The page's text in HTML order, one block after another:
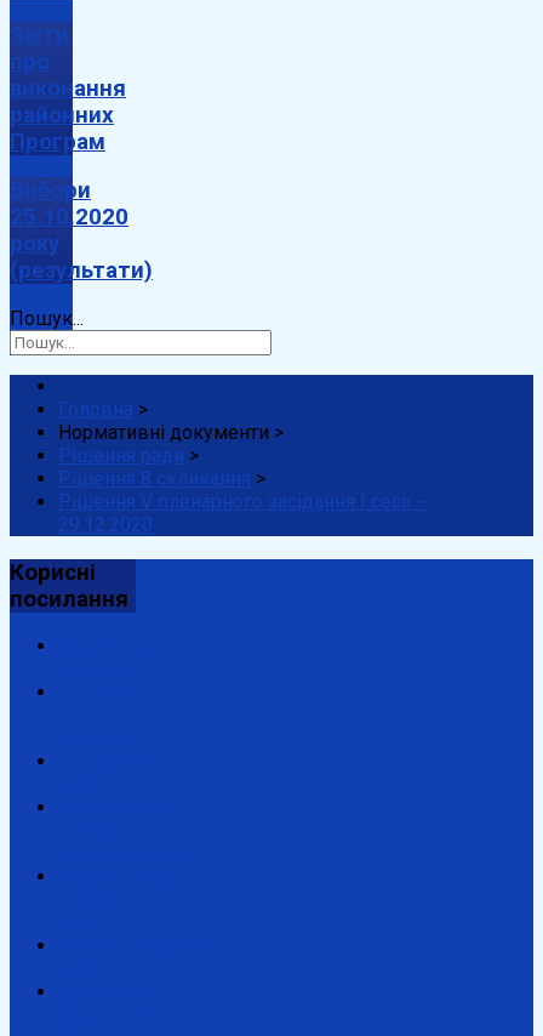
Звіти
про
виконання
районних
Програм
Вибори
25.10.2020
року
(результати)
Пошук...
Головна >
Нормативні документи >
Рішення ради >
Рішення 8 скликання >
Рішення V пленарного засідання І сесії -
29.12.2020
Корисні
посилання